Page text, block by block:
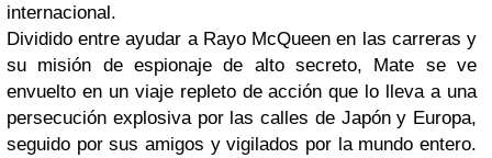
internacional.
Dividido entre ayudar a Rayo McQueen en las carreras y
su misión de espionaje de alto secreto, Mate se ve
envuelto en un viaje repleto de acción que lo lleva a una
persecución explosiva por las calles de Japón y Europa,
seguido por sus amigos y vigilados por la mundo entero.